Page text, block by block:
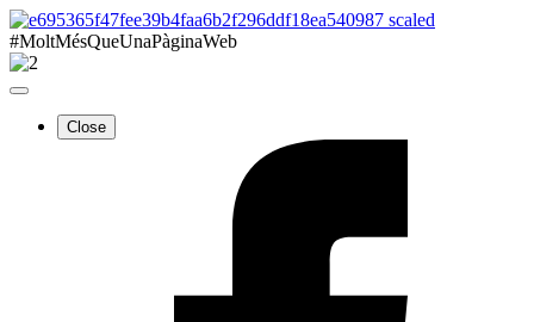
#MoltMésQueUnaPàginaWeb
Close